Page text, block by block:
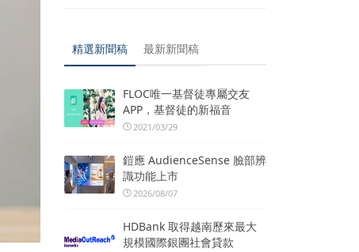
精選新聞稿 最新新聞稿
FLOC唯一基督徒專屬交友
APP，基督徒的新福音
2021/03/29
鎧應 AudienceSense 臉部辨
識功能上市
2026/08/07
HDBank 取得越南歷來最大
規模國際銀團社會貸款